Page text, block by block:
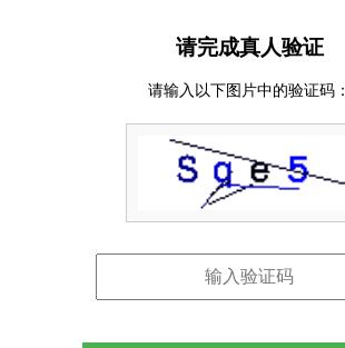
请完成真人验证
请输入以下图片中的验证码：